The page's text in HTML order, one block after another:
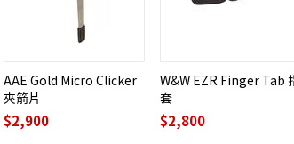
AAE Gold Micro Clicker
夾箭片
$2,900
W&W EZR Finger Tab
套
$2,800